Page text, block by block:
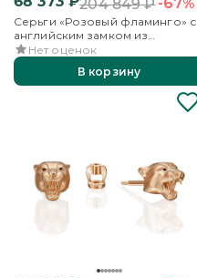
204 849₽
Серьги «Розовый фламинго» с
английским замком из
красного золота с гранатами и
эмалью
Нет оценок
В корзину